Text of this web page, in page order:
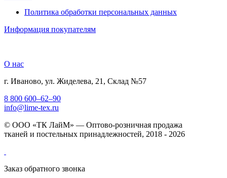
Политика обработки персональных данных
Информация покупателям
О нас
г. Иваново, ул. Жиделева, 21, Склад №57
8 800 600–62–90
info@lime-tex.ru
© ООО «ТК ЛайМ» — Оптово-розничная продажа
тканей и постельных принадлежностей, 2018 - 2026
Заказ обратного звонка